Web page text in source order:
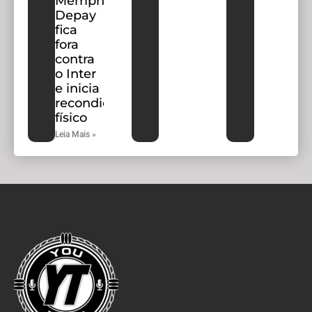
Depay
fica
fora
contra
o Inter
e inicia
recondicionamento
físico
Leia Mais »